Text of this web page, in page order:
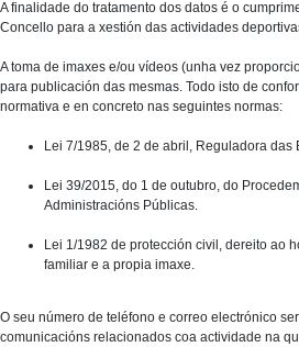
A finalidade do tratamento dos datos é o
Concello para a xestión das actividades
A toma de imaxes e/ou vídeos (unha vez
para publicación das mesmas. Todo isto de
normativa e en concreto nas seguintes normas:
Lei 7/1985, de 2 de abril, Reguladora das
Lei 39/2015, do 1 de outubro, do
Administracións Públicas.
Lei 1/1982 de protección civil, dereito ao
familiar e a propia imaxe.
O seu número de teléfono e correo electrónico
comunicacións relacionados coa actividade na